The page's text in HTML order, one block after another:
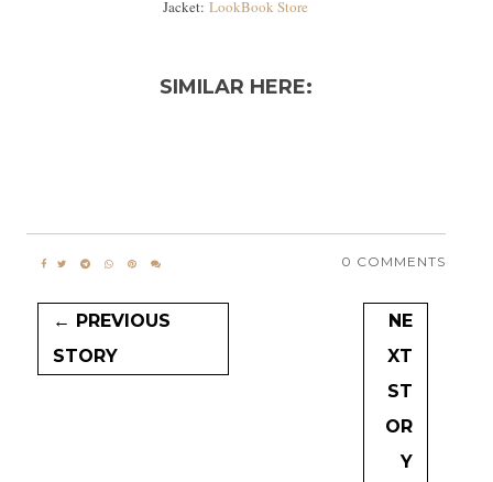
Jacket:LookBook Store
SIMILAR HERE:
0 COMMENTS
← PREVIOUS
STORY
NE
XT
ST
OR
Y